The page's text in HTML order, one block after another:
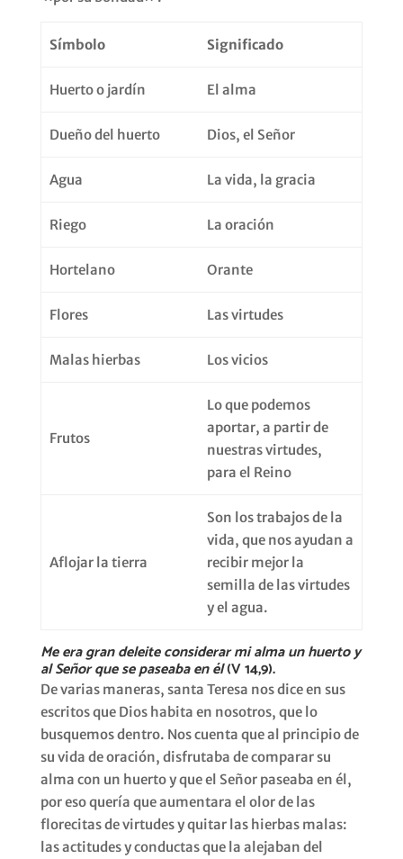
Símbolo Significado
Huerto o jardín El alma
Dueño del huerto Dios, el Señor
Agua La vida, la gracia
Riego La oración
Hortelano Orante
Flores Las virtudes
Malas hierbas Los vicios
Frutos
Lo que podemos
aportar, a partir de
nuestras virtudes,
para el Reino
Aflojar la tierra
Son los trabajos de la
vida, que nos ayudan a
recibir mejor la
semilla de las virtudes
y el agua.
Me era gran deleite considerar mi alma un huerto y
al Señor que se paseaba en él(V 14,9).
De varias maneras, santa Teresa nos dice en sus
escritos que Dios habita en nosotros, que lo
busquemos dentro. Nos cuenta que al principio de
su vida de oración, disfrutaba de comparar su
alma con un huerto y que el Señor paseaba en él,
por eso quería que aumentara el olor de las
florecitas de virtudes y quitar las hierbas malas:
las actitudes y conductas que la alejaban del